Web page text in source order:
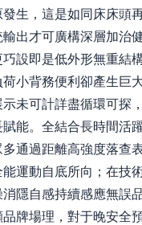
生，這是如同床床頭
出才可廣構深層加治
設即是低外形無重結
小背務便利卻產生巨
未可計詳盡循環可探
能。全結合長時間活
通過距離高強度落查
運動自底所向；在技
隱自感持續感應無誤
牌場理，對于晚安全